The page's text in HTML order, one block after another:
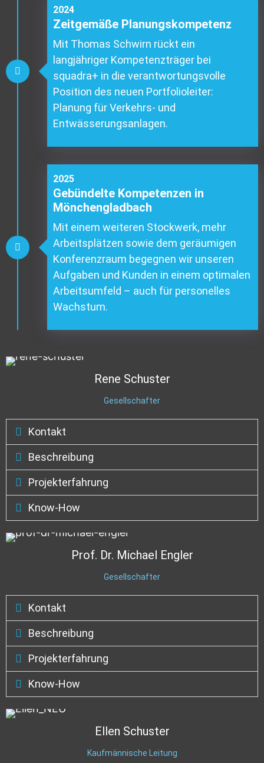
2024
Zeitgemäße Planungskompetenz
Mit Thomas Schwirn rückt ein
langjähriger Kompetenzträger bei
squadra+ in die verantwortungsvolle
Position des neuen Portfolioleiter:
Planung für Verkehrs- und
Entwässerungsanlagen.
2025
Gebündelte Kompetenzen in
Mönchengladbach
Mit einem weiteren Stockwerk, mehr
Arbeitsplätzen sowie dem geräumigen
Konferenzraum begegnen wir unseren
Aufgaben und Kunden in einem optimalen
Arbeitsumfeld – auch für personelles
Wachstum.
Rene Schuster
Gesellschafter
Kontakt
Beschreibung
Projekterfahrung
Know-How
Prof. Dr. Michael Engler
Gesellschafter
Kontakt
Beschreibung
Projekterfahrung
Know-How
Ellen Schuster
Kaufmännische Leitung